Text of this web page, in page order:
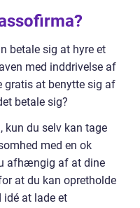
betale sig at hyre et
med inddrivelse af
gratis at benytte sig af
betale sig?
kun du selv kan tage
med en ok
afhængig af at dine
at du kan opretholde
idé at lade et